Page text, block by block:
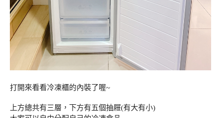
打開來看看冷凍櫃的內裝了喔~
上方總共有三層，下方有五個抽屜(有大有小)